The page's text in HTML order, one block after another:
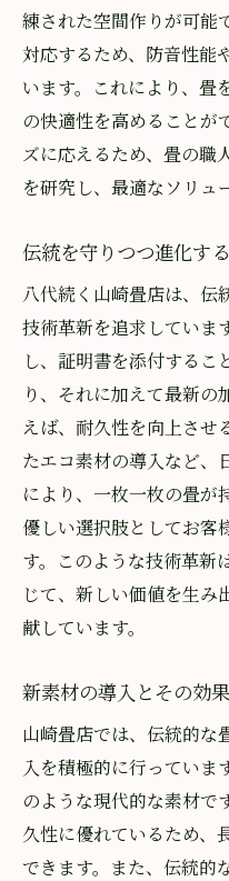
練された空間作りが可能
対応するため、防音性能
います。これにより、畳
の快適性を高めることが
ズに応えるため、畳の職
を研究し、最適なソリュ
伝統を守りつつ進化す
八代続く山崎畳店は、伝
技術革新を追求していま
し、証明書を添付するこ
り、それに加えて最新の
えば、耐久性を向上させ
たエコ素材の導入など、
により、一枚一枚の畳が
優しい選択肢としてお客
す。このような技術革新
じて、新しい価値を生み
献しています。
新素材の導入とその効果
山崎畳店では、伝統的な
入を積極的に行っていま
のような現代的な素材で
久性に優れているため、
できます。また、伝統的